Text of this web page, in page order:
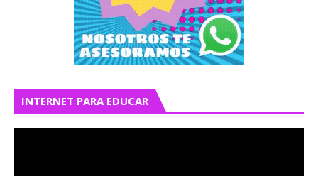
INTERNET PARA EDUCAR